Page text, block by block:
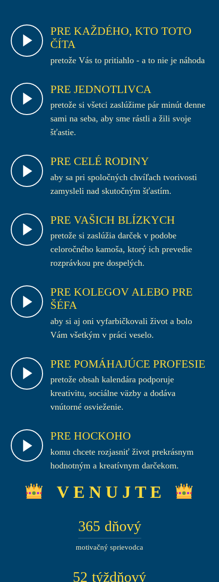
PRE KAŽDÉHO, KTO TOTO
ČÍTA
pretože Vás to pritiahlo - a to nie je náhoda
PRE JEDNOTLIVCA
pretože si všetci zaslúžime pár minút denne
sami na seba, aby sme rástli a žili svoje
šťastie.
PRE CELÉ RODINY
aby sa pri spoločných chvíľach tvorivosti
zamysleli nad skutočným šťastím.
PRE VAŠICH BLÍZKYCH
pretože si zaslúžia darček v podobe
celoročného kamoša, ktorý ich prevedie
rozprávkou pre dospelých.
PRE KOLEGOV ALEBO PRE
ŠÉFA
aby si aj oni vyfarbičkovali život a bolo
Vám všetkým v práci veselo.
PRE POMÁHAJÚCE PROFESIE
pretože obsah kalendára podporuje
kreativitu, sociálne väzby a dodáva
vnútorné osvieženie.
PRE HOCKOHO
komu chcete rozjasniť život prekrásnym
hodnotným a kreatívnym darčekom.
V E N U J T E
365 dňový
motivačný sprievodca
52 týždňový